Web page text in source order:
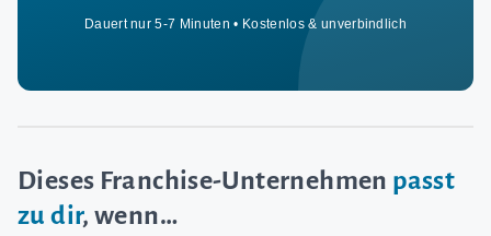
Dauert nur 5-7 Minuten • Kostenlos & unverbindlich
Dieses Franchise-Unternehmen passt
zu dir, wenn…